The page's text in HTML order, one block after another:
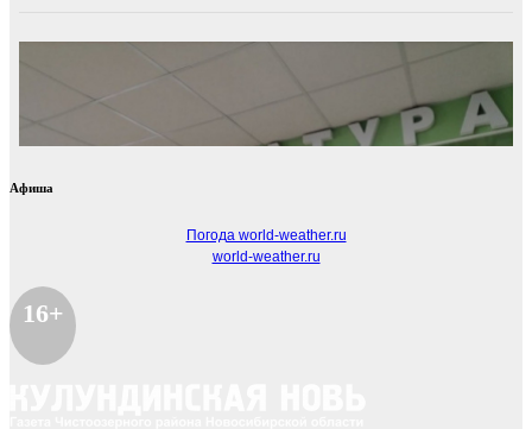
Афиша
Погода world-weather.ru
world-weather.ru
16+